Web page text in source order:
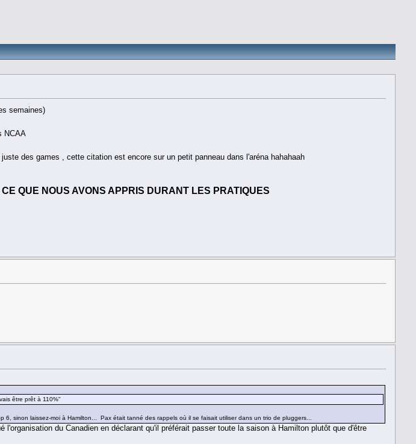
semaines)
NCAA
des games , cette citation est encore sur un petit panneau dans l'aréna hahahaah
QUE NOUS AVONS APPRIS DURANT LES PRATIQUES
être prêt à 110%"
sinon laissez-moi à Hamilton... Pax était tanné des rappels où il se faisait utiliser dans un trio de pluggers...
du Canadien en déclarant qu'il préférait passer toute la saison à Hamilton plutôt que d'être